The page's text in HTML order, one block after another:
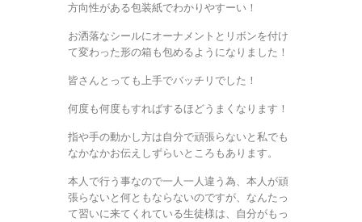
方向性がある包装紙でわかりやすーい！
お洒落なシールにオーナメントとリボンを付け
て変わった形の箱も包めるようになりました！
皆さんとっても上手でバッチリでした！
何度も何度もすればするほどうまくなります！
指や手の動かし方は自分で頑張らないと私でも
なかなかお伝えしずらいところもあります。
本人で行う事なので一人一人違う為、本人が頑
張らないと何ともならないのですが、なんたっ
て習いに来てくれている生徒様は、自分がもっ